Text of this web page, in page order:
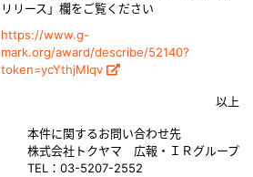
リリース」欄をご覧ください
https://www.g-
mark.org/award/describe/52140?
token=ycYthjMlqv
以上
本件に関するお問い合わせ先
株式会社トクヤマ 広報・ＩＲグループ
TEL：03-5207-2552